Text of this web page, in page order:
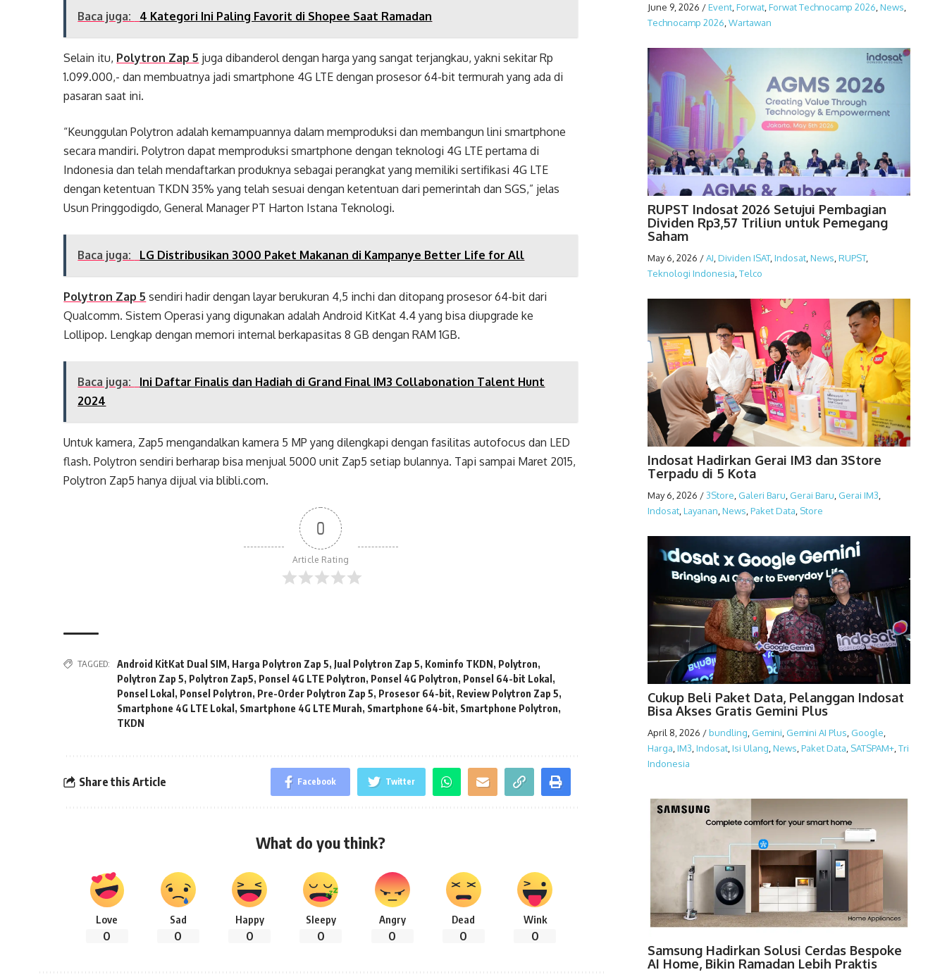
Baca juga: 4 Kategori Ini Paling Favorit di Shopee Saat Ramadan
Selain itu, Polytron Zap 5 juga dibanderol dengan harga yang sangat terjangkau, yakni sekitar Rp
1.099.000,- dan membuatnya jadi smartphone 4G LTE dengan prosesor 64-bit termurah yang ada di
pasaran saat ini.
“Keunggulan Polytron adalah kemampuannya dalam memproduksi dan membangun lini smartphone
secara mandiri. Polytron dapat memproduksi smartphone dengan teknologi 4G LTE pertama di
Indonesia dan telah mendaftarkan produknya sebagai perangkat yang memiliki sertifikasi 4G LTE
dengan ketentuan TKDN 35% yang telah sesuai dengan ketentuan dari pemerintah dan SGS,” jelas
Usun Pringgodigdo, General Manager PT Harton Istana Teknologi.
Baca juga: LG Distribusikan 3000 Paket Makanan di Kampanye Better Life for All
Polytron Zap 5 sendiri hadir dengan layar berukuran 4,5 inchi dan ditopang prosesor 64-bit dari
Qualcomm. Sistem Operasi yang digunakan adalah Android KitKat 4.4 yang bisa diupgrade ke
Lollipop. Lengkap dengan memori internal berkapasitas 8 GB dengan RAM 1GB.
Baca juga:
Ini Daftar Finalis dan Hadiah di Grand Final IM3 Collabonation Talent Hunt
2024
Untuk kamera, Zap5 mengandalkan kamera 5 MP yang dilengkapi dengan fasilitas autofocus dan LED
flash. Polytron sendiri berharap bisa menjual 5000 unit Zap5 setiap bulannya. Tapi sampai Maret 2015,
Polytron Zap5 hanya dijual via blibli.com.
0
Article Rating
TAGGED: Android KitKat Dual SIM, Harga Polytron Zap 5, Jual Polytron Zap 5, Kominfo TKDN, Polytron,
Polytron Zap 5, Polytron Zap5, Ponsel 4G LTE Polytron, Ponsel 4G Polytron, Ponsel 64-bit Lokal ,
Ponsel Lokal , Ponsel Polytron, Pre-Order Polytron Zap 5, Prosesor 64-bit, Review Polytron Zap 5,
Smartphone 4G LTE Lokal , Smartphone 4G LTE Murah, Smartphone 64-bit, Smartphone Polytron,
TKDN
Share this Article Facebook Twitter
What do you think?
Love
0
Sad
0
Happy
0
Sleepy
0
Angry
0
Dead
0
Wink
0
June 9, 2026 /Event, Forwat, Forwat Technocamp 2026 News
Technocamp 2026 Wartawan
RUPST Indosat 2026 Setujui Pembagian
Dividen Rp3,57 Triliun untuk Pemegang
Saham
May 6, 2026 /AI,Dividen ISAT,Indosat,News,RUPST,
Teknologi Indonesia,Telco
Indosat Hadirkan Gerai IM3 dan 3Store
Terpadu di 5 Kota
May 6, 2026 /3Store, Galeri Baru, Gerai Baru, Gerai IM3,
Indosat,Layanan,News,Paket Data, Store
Cukup Beli Paket Data, Pelanggan Indosat
Bisa Akses Gratis Gemini Plus
April 8, 2026 /bundling, Gemini, Gemini AI Plus, Google,
Harga,IM3,Indosat,Isi Ulang,News,Paket Data, SATSPAM+,Tri
Indonesia
Samsung Hadirkan Solusi Cerdas Bespoke
AI Home, Bikin Ramadan Lebih Praktis